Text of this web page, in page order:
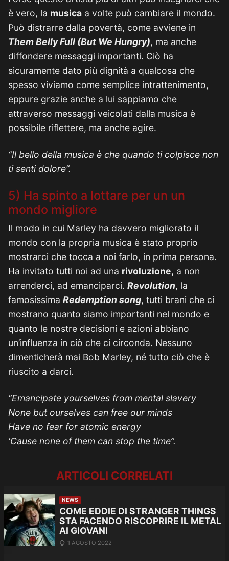
è vero, la musica a volte può cambiare il mondo.
Può distrarre dalla povertà, come avviene in
Them Belly Full (But We Hungry), ma anche
diffondere messaggi importanti. Ciò ha
sicuramente dato più dignità a qualcosa che
spesso viviamo come semplice intrattenimento,
eppure grazie anche a lui sappiamo che
attraverso messaggi veicolati dalla musica è
possibile riflettere, ma anche agire.
“Il bello della musica è che quando ti colpisce non
ti senti dolore”.
5) Ha spinto a lottare per un un
mondo migliore
Il modo in cui Marley ha davvero migliorato il
mondo con la propria musica è stato proprio
mostrarci che tocca a noi farlo, in prima persona.
Ha invitato tutti noi ad una rivoluzione, a non
arrenderci, ad emanciparci. Revolution, la
famosissima Redemption song, tutti brani che ci
mostrano quanto siamo importanti nel mondo e
quanto le nostre decisioni e azioni abbiano
un’influenza in ciò che ci circonda. Nessuno
dimenticherà mai Bob Marley, né tutto ciò che è
riuscito a darci.
“Emancipate yourselves from mental slavery
None but ourselves can free our minds
Have no fear for atomic energy
‘Cause none of them can stop the time”.
ARTICOLI CORRELATI
NEWS
COME EDDIE DI STRANGER THINGS
STA FACENDO RISCOPRIRE IL METAL
AI GIOVANI
1 AGOSTO 2022